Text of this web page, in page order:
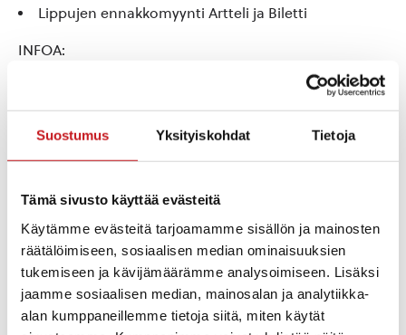
Suostumus Yksityiskohdat Tietoja
Tämä sivusto käyttää evästeitä
Käytämme evästeitä tarjoamamme sisällön ja mainosten
räätälöimiseen, sosiaalisen median ominaisuuksien
tukemiseen ja kävijämäärämme analysoimiseen. Lisäksi
jaamme sosiaalisen median, mainosalan ja analytiikka-
alan kumppaneillemme tietoja siitä, miten käytät
Lippujen ennakkomyynti Artteli ja Biletti
INFOA:
Kesto n. 1 h, lisäksi kahvio esitysten yhteydessä
Muutokset mahdollisia
TAPAHTUMASIVU:
https://facebook.com/events/s/satulateatteri-elaman-
LISÄTIETOJA:
Anneli Hytönen 040 5776516, satulateatteri@gmail.com
FACEBOOK ja YOUTUBE: Rautalammin lukion
Satulateatteri